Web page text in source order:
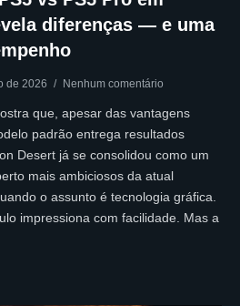
diferenças — e uma
de 2026 Nenhum comentário
que, apesar das vantagens
padrão entrega resultados
Desert já se consolidou como um
mais ambiciosos da atual
o assunto é tecnologia gráfica.
impressiona com facilidade. Mas a